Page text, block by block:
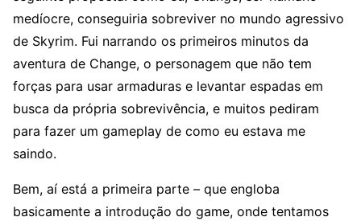
medíocre, conseguiria sobreviver no mundo agressivo
de Skyrim. Fui narrando os primeiros minutos da
aventura de Change, o personagem que não tem
forças para usar armaduras e levantar espadas em
busca da própria sobrevivência, e muitos pediram
para fazer um gameplay de como eu estava me
saindo.
Bem, aí está a primeira parte – que engloba
basicamente a introdução do game, onde tentamos